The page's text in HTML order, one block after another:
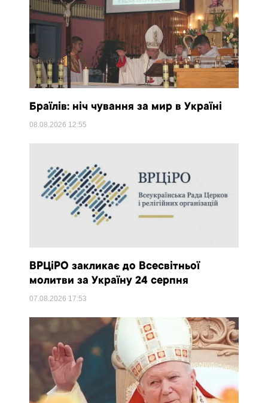
Браїлів: ніч чування за мир в Україні
08.08.2026 12:55
ВРЦіРО закликає до Всесвітньої
молитви за Україну 24 серпня
07.08.2026 17:53